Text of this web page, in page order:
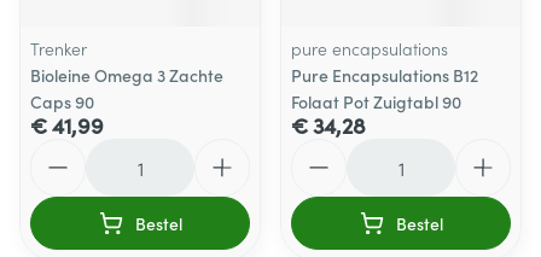
Trenker
Bioleine Omega 3 Zachte
Caps 90
€ 41,99
Bestel
pure encapsulations
Pure Encapsulations B12
Folaat Pot Zuigtabl 90
€ 34,28
Bestel